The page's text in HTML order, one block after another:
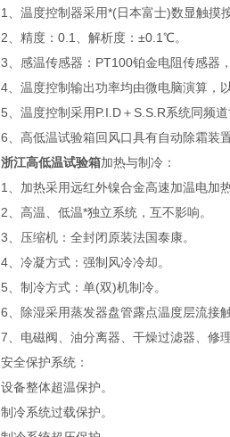
1、温度控制器采用*(日本富士)数显触摸
2、精度：0.1、解析度：±0.1℃。
3、感温传感器：PT100铂金电阻传感器，
4、温度控制输出功率均由微电脑演算，
5、温度控制采用P.I.D＋S.S.R系统同频
6、高低温试验箱回风口具有自动除霜装置
浙江高低温试验箱加热与制冷：
1、加热采用远红外镍合金高速加温电加热
2、高温、低温*独立系统，互不影响。
3、压缩机：全封闭原装法国泰康。
4、冷凝方式：强制风冷冷却。
5、制冷方式：单(双)机制冷。
6、除湿采用蒸发器盘管露点温度层流接
7、电磁阀、油分离器、干燥过滤器、修
安全保护系统：
设备整体超温保护。
制冷系统过载保护。